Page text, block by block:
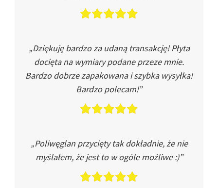
„Dziękuję bardzo za udaną transakcję! Płyta
docięta na wymiary podane przeze mnie.
Bardzo dobrze zapakowana i szybka wysyłka!
Bardzo polecam!”
„Poliwęglan przycięty tak dokładnie, że nie
myślałem, że jest to w ogóle możliwe :)”